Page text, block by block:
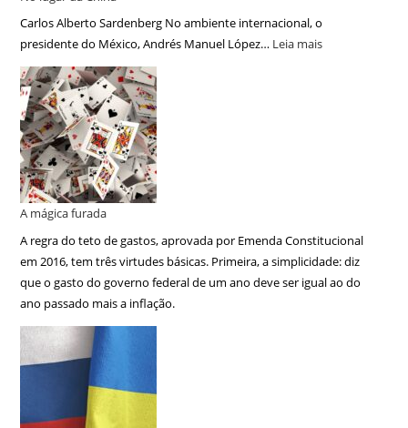
Carlos Alberto Sardenberg No ambiente internacional, o
presidente do México, Andrés Manuel López… Leia mais
A mágica furada
A regra do teto de gastos, aprovada por Emenda Constitucional
em 2016, tem três virtudes básicas. Primeira, a simplicidade: diz
que o gasto do governo federal de um ano deve ser igual ao do
ano passado mais a inflação.